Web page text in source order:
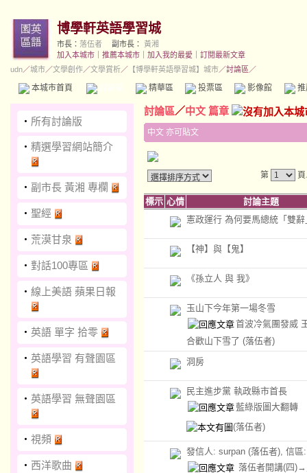
博學軒英語學習城
市長： 落伍者 副市長：
黃湘
加入本城市
推薦本城市 加入我的最愛
訂閱最新文章
udn／城市／文學創作／文學賞析／ 【博學軒英語學習城】城市／討論區／
本城市首頁 精華區 投票區 影像館
‧ 所有討論版
‧ 精選學習網站簡介
‧ 副市長 黃湘 專欄
‧ 聖經
‧ 荒漠甘泉
‧ 對話100專區
‧ 線上美語 蘋果日報
‧ 英語 單字 拾零
‧ 英語學習 有聲園區
‧ 英語學習 無聲園區
‧ 視頻
‧ 西洋歌曲
討論區／中文 篇章
中文 亦可貼文
第
標示 心情
討論主題
憲政運行 為何要馬總統「雙辭
【神】與【鬼】
《孫立人 與 我》
玉山下今年第一場冬雪
首波冷氣團發威
合歡山下雪了 (落伍者)
洞房
民主進步黨 執政縣市首長
藍綠版圖大翻轉
(落伍者)
發信人: surpan (落伍者), 信區
落伍者開講(四